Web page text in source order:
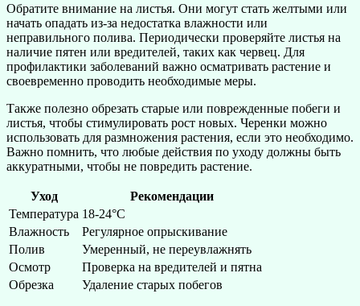
Обратите внимание на листья. Они могут стать желтыми или
начать опадать из-за недостатка влажности или
неправильного полива. Периодически проверяйте листья на
наличие пятен или вредителей, таких как червец. Для
профилактики заболеваний важно осматривать растение и
своевременно проводить необходимые меры.
Также полезно обрезать старые или поврежденные побеги и
листья, чтобы стимулировать рост новых. Черенки можно
использовать для размножения растения, если это необходимо.
Важно помнить, что любые действия по уходу должны быть
аккуратными, чтобы не повредить растение.
Уход
Рекомендации
Температура 18-24°C
Влажность
Регулярное опрыскивание
Полив
Умеренный, не переувлажнять
Осмотр
Проверка на вредителей и пятна
Обрезка
Удаление старых побегов